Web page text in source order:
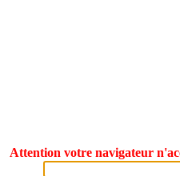
Attention votre navigateur